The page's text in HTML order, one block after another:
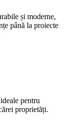
și moderne,
până la proiecte
pentru
proprietăți.